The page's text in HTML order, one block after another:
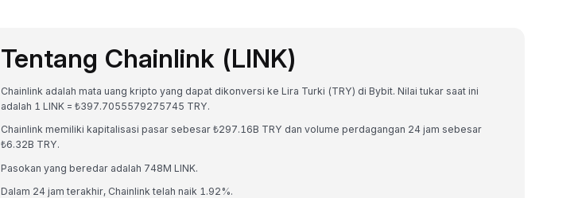
Tentang Chainlink (LINK)
Chainlink adalah mata uang kripto yang dapat dikonversi ke Lira Turki (TRY) di Bybit. Nilai tukar saat ini
adalah 1 LINK = ₺397.7055579275745 TRY.
Chainlink memiliki kapitalisasi pasar sebesar ₺297.16B TRY dan volume perdagangan 24 jam sebesar
₺6.32B TRY.
Pasokan yang beredar adalah 748M LINK.
Dalam 24 jam terakhir, Chainlink telah naik 1.92%.